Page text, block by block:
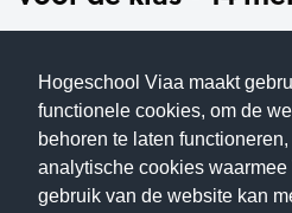
Hogeschool Viaa maakt
functionele cookies, om de
behoren te laten
analytische cookies waarmee
gebruik van de website kan
© 2026 Hogeschool Viaa -